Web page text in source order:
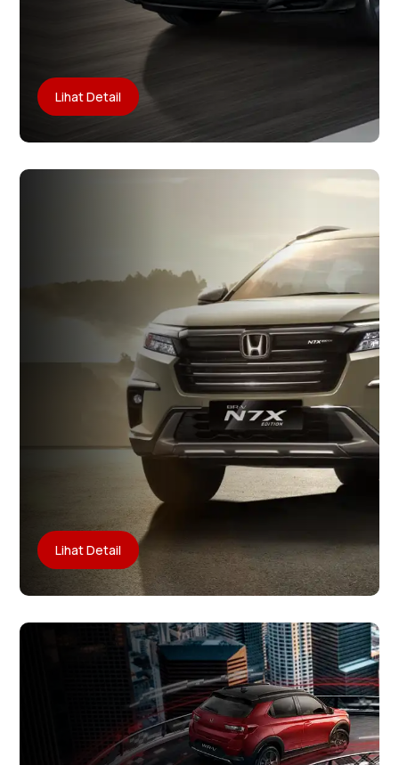
Lihat Detail
Lihat Detail